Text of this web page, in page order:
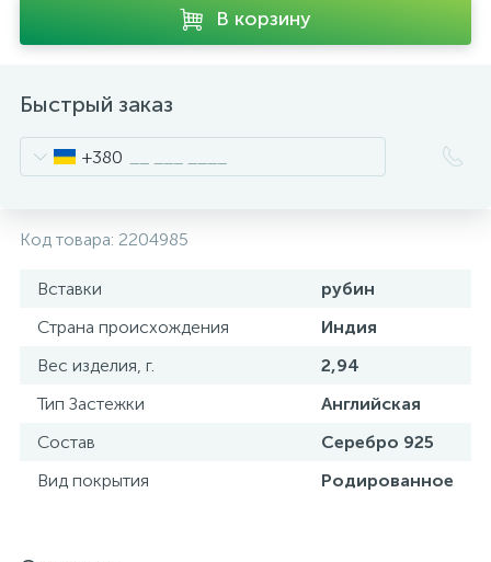
В корзину
Быстрый заказ
+380
Код товара: 2204985
Вставки
рубин
Страна происхождения
Индия
Вес изделия, г.
2,94
Тип Застежки
Английская
Состав
Серебро 925
Вид покрытия
Родированное